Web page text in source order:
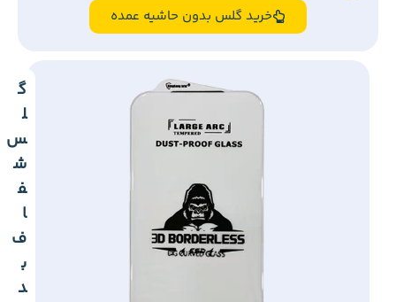
خرید گلس بدون حاشیه عمده
گ
ل
س
ش
ف
ا
ف
ب
د